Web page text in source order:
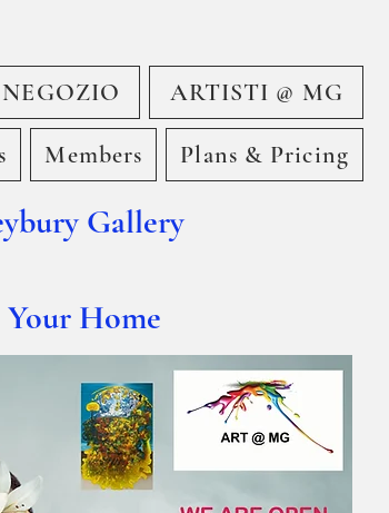
ARTISTI @ MG
Members Plans & Pricing
Gallery
Home